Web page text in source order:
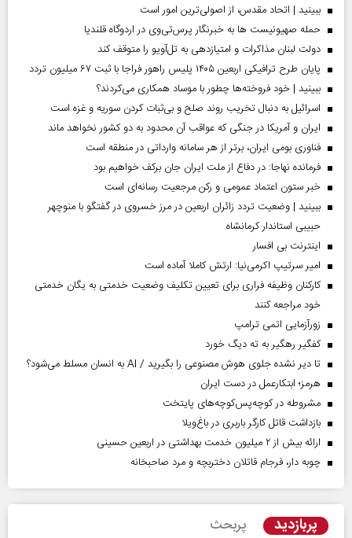
ببینید | اتحاد مقدس، از اصولی‌ترین امور است
حمله صهیونیست ها به خبرنگار پرس‌تی‌وی در اردوگاه قلندیا
دولت لبنان مذاکرات و امتیازدهی به تل‌آویو را متوقف کند
پایان طرح ترافیکی اربعین ۱۴۰۵ پلیس راهور فراجا با ثبت ۶۷ میلیون تردد
ببینید | خود فروخته‌ها چطور با موساد همکاری می‌کردند؟
اسرائیل به دنبال تخریب روند صلح و بی‌ثبات کردن سوریه و غزه است
ایران و آمریکا در جنگی که عواقب آن محدود به دو کشور نخواهد ماند
فناوری بومی ایران، برتر از هر سامانه وارداتی در منطقه است
فرمانده نهاجا: در دفاع از ملت ایران جان برکف خواهیم بود
خبر ستون اعتماد عمومی و رکن مرجعیت رسانه‌ای است
ببینید | وضعیت تردد زائران اربعین در مرز خسروی در گفتگو با منوچهر
حبیبی استاندار کرمانشاه
اینترنت بی افسار
امیر سرتیپ اکرمی‌نیا: ارتش کاملا آماده است
کارکنان وظیفه فراری برای تعیین تکلیف وضعیت خدمتی به یگان خدمتی
خود مراجعه کنند
زورآزمایی اتمی ترامپ
کفگیر رهگیر به ته دیگ خورد
تا دیر نشده جلوی هوش مصنوعی را بگیرید / AI به انسان مسلط می‌شود؟
هرمز؛ ابتکارعمل در دست ایران
مشروطه در کوچه‌پس‌کوچه‌های پایتخت
بازداشت قاتل کارگر باربری در باغ‌ویلا
ارائه بیش از ۲ میلیون خدمت بهداشتی در اربعین حسینی
چوبه دار، فرجام قاتلان دختربچه و مرد صاحبخانه
پربازدید پربحث